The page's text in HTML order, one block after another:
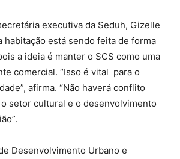
executiva da Seduh, Gizelle
habitação está sendo feita de forma
a ideia é manter o SCS como uma
comercial. “Isso é vital para o
afirma. “Não haverá conflito
setor cultural e o desenvolvimento
Desenvolvimento Urbano e